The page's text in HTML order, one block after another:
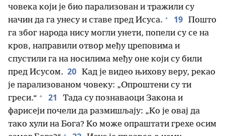
човека који је био парализован и тражили су
начин да га унесу и ставе пред Исуса. + 19 Пошто
га због народа нису могли унети, попели су се на
кров, направили отвор међу цреповима и
спустили га на носилима међу оне који су били
пред Исусом. 20 Кад је видео њихову веру, рекао
је парализованом човеку: „Опроштени су ти
греси.“ + 21
Тада су познаваоци Закона и
фарисеји почели да размишљају: „Ко је овај да
тако хули на Бога? Ко може опраштати грехе осим